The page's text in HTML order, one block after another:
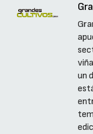
un